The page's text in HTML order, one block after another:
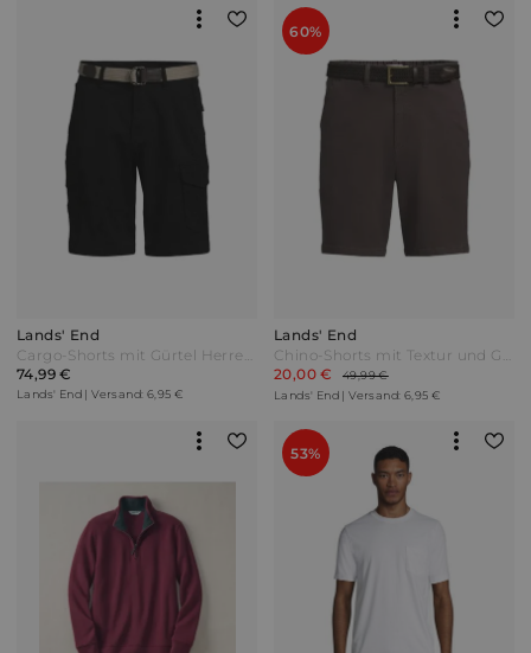
Lands' End
Cargo-Shorts mit Gürtel Herren Schwarz by Lands' End
74,99 €
Lands' End | Versand: 6,95 €
60%
Lands' End
Chino-Shorts mit Textur und Gürtel Herren Braun by Lands' End
20,00 €
49,99 €
Lands' End | Versand: 6,95 €
53%